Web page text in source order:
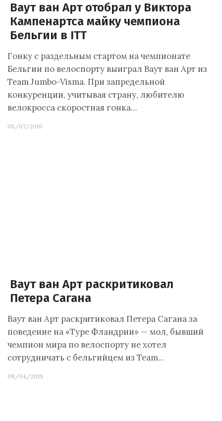
Ваут ван Арт отобрал у Виктора
Кампенартса майку чемпиона
Бельгии в ITT
Гонку с раздельным стартом на чемпионате
Бельгии по велоспорту выиграл Ваут ван Арт из
Team Jumbo-Visma. При запредельной
конкуренции, учитывая страну, любителю
велокросса скоростная гонка…
05/07/2019
Ваут ван Арт раскритиковал
Петера Сагана
Ваут ван Арт раскритиковал Петера Сагана за
поведение на «Туре Фландрии» — мол, бывший
чемпион мира по велоспорту не хотел
сотрудничать с бельгийцем из Team…
08/04/2019